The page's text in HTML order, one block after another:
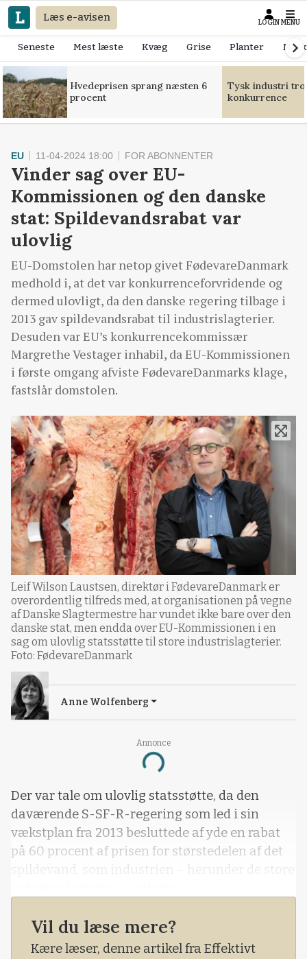
Læs e-avisen LOGIN MENU
Seneste Mest læste Kvæg Grise Planter
Hvedeprisen sprang næsten 6
procent
Tysk industri
konkurrence
Annonce
Loading...
EU 11-04-2024 18:00 FOR ABONNENTER
Vinder sag over EU-
Kommissionen og den danske
stat: Spildevandsrabat var
ulovlig
EU-Domstolen har netop givet FødevareDanmark
medhold i, at det var konkurrenceforvridende og
dermed ulovligt, da den danske regering tilbage i
2013 gav spildevandsrabat til industrislagterier.
Desuden var EU’s konkurrencekommissær
Margrethe Vestager inhabil, da EU-Kommissionen
i første omgang afviste FødevareDanmarks klage,
fastslår domstolen.
Leif Wilson Laustsen, direktør i FødevareDanmark er
overordentlig tilfreds med, at organisationen på vegne
af Danske Slagtermestre har vundet ikke bare over den
danske stat, men endda over EU-Kommissionen i en
sag om ulovlig statsstøtte til store industrislagterier.
Foto: FødevareDanmark
Anne Wolfenberg
Der var tale om ulovlig statsstøtte, da den
daværende S-SF-R-regering som led i sin
vækstplan fra 2013 besluttede af yde en rabat
på 60 procent af prisen for størstedelen af det
spildevand, som industrien – herunder de store
Vil du læse mere?
Kære læser, denne artikel fra Effektivt